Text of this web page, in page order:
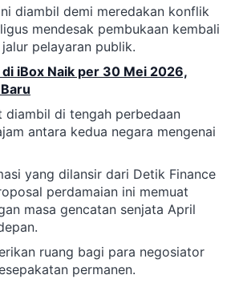
diambil demi meredakan konflik
mendesak pembukaan kembali
pelayaran publik.
di iBox Naik per 30 Mei 2026,
diambil di tengah perbedaan
antara kedua negara mengenai
yang dilansir dari Detik Finance
perdamaian ini memuat
masa gencatan senjata April
ruang bagi para negosiator
permanen.